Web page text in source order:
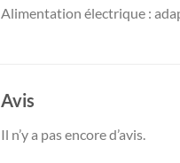
Alimentation électrique :
Avis
Il n’y a pas encore d’avis.